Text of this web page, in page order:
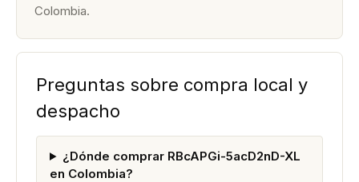
Colombia.
Preguntas sobre compra local y
despacho
¿Dónde comprar RBcAPGi-5acD2nD-XL
en Colombia?